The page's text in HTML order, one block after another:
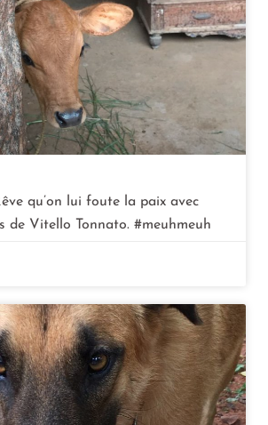
qu’on lui foute la paix avec
de Vitello Tonnato. #meuhmeuh